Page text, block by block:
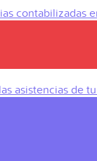
contabilizadas
asistencias de